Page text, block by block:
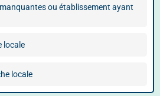
ou établissement ayant
locale
locale